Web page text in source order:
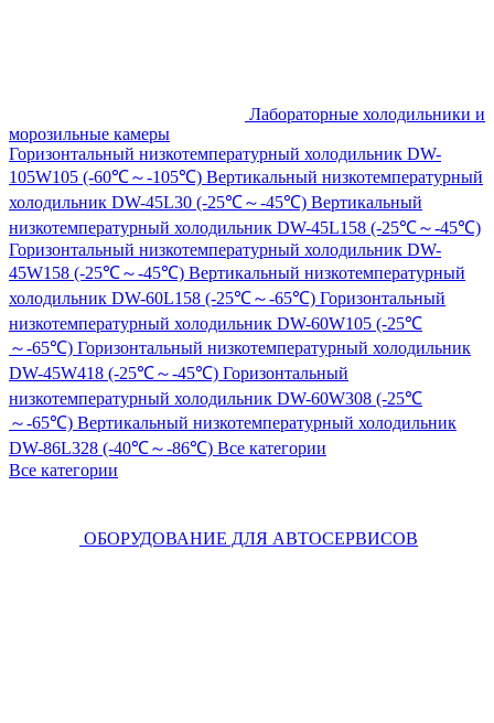
Лабораторные холодильники и
морозильные камеры
Горизонтальный низкотемпературный холодильник DW-
105W105 (-60℃～-105℃) Вертикальный низкотемпературный
холодильник DW-45L30 (-25℃～-45℃) Вертикальный
низкотемпературный холодильник DW-45L158 (-25℃～-45℃)
Горизонтальный низкотемпературный холодильник DW-
45W158 (-25℃～-45℃) Вертикальный низкотемпературный
холодильник DW-60L158 (-25℃～-65℃) Горизонтальный
низкотемпературный холодильник DW-60W105 (-25℃
～-65℃) Горизонтальный низкотемпературный холодильник
DW-45W418 (-25℃～-45℃) Горизонтальный
низкотемпературный холодильник DW-60W308 (-25℃
～-65℃) Вертикальный низкотемпературный холодильник
DW-86L328 (-40℃～-86℃) Все категории
Все категории
ОБОРУДОВАНИЕ ДЛЯ АВТОСЕРВИСОВ